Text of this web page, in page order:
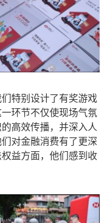
特别设计了有奖游戏
环节不仅使现场气氛
高效传播，并深入人
对金融消费有了更深
益方面，他们感到收